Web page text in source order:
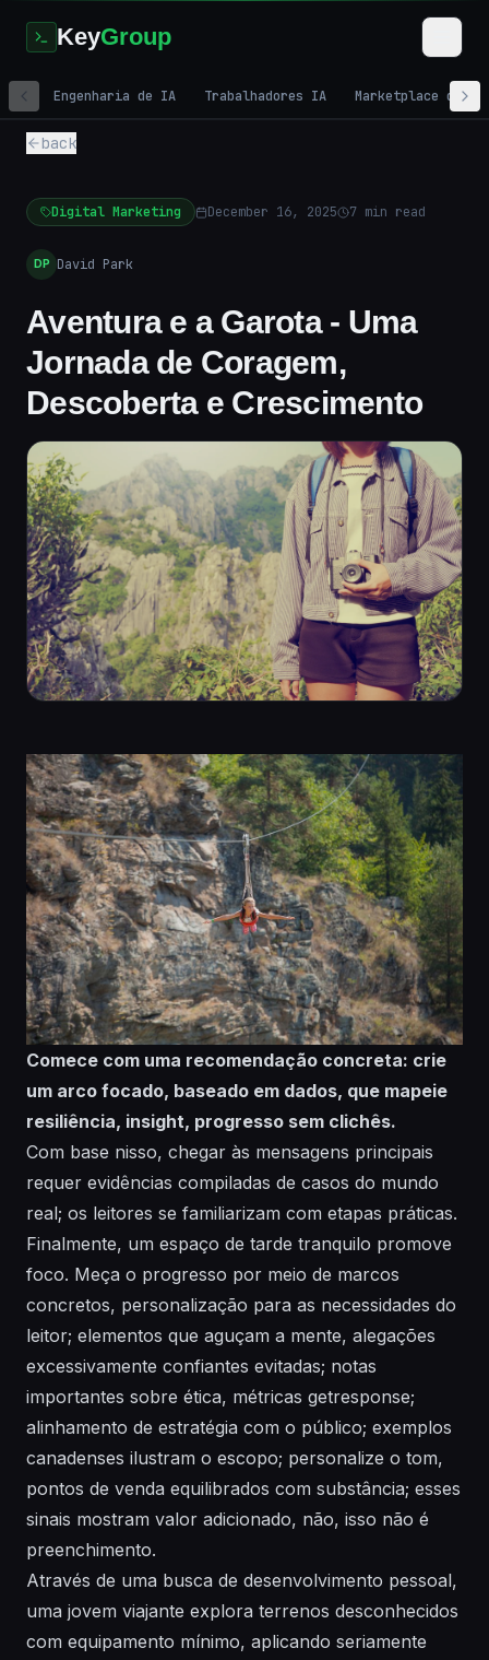
KeyGroup
Engenharia de IA Trabalhadores IA Marketplace de IA
back
Digital Marketing December 16, 2025 7 min read
DP David Park
Aventura e a Garota - Uma
Jornada de Coragem,
Descoberta e Crescimento
Comece com uma recomendação concreta: crie
um arco focado, baseado em dados, que mapeie
resiliência, insight, progresso sem clichês.
Com base nisso, chegar às mensagens principais
requer evidências compiladas de casos do mundo
real; os leitores se familiarizam com etapas práticas.
Finalmente, um espaço de tarde tranquilo promove
foco. Meça o progresso por meio de marcos
concretos, personalização para as necessidades do
leitor; elementos que aguçam a mente, alegações
excessivamente confiantes evitadas; notas
importantes sobre ética, métricas getresponse;
alinhamento de estratégia com o público; exemplos
canadenses ilustram o escopo; personalize o tom,
pontos de venda equilibrados com substância; esses
sinais mostram valor adicionado, não, isso não é
preenchimento.
Através de uma busca de desenvolvimento pessoal,
uma jovem viajante explora terrenos desconhecidos
com equipamento mínimo, aplicando seriamente